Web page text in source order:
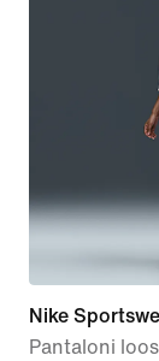
Nike
Pantaloni